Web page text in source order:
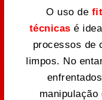
O uso de
técnicas é
processos de
limpos. No